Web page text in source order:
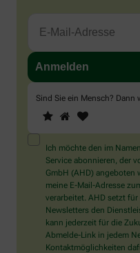
Sind Sie ein Mensch? Dann
Sind
Sie
ein
Mensch?
Dann
wählen
Sie
bitte
das
Herz.
1 2
Ich möchte den im
Service abonnieren, der
GmbH (AHD) angeboten
meine E-Mail-Adresse
verarbeitet. AHD setzt
Newsletters den
kann jederzeit für die
Abmelde-Link in jedem
Kontaktmöglichkeiten